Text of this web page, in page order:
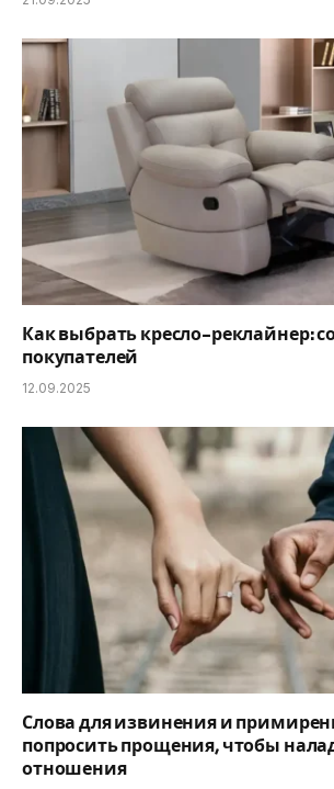
Как выбрать кресло-реклайнер:
покупателей
12.09.2025
Слова для извинения и
попросить прощения, чтобы
отношения